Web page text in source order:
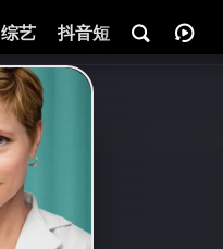
综艺 抖音短剧 即将热映